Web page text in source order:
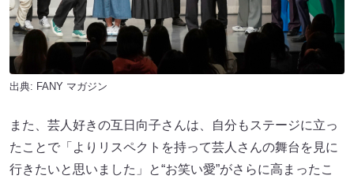
出典: FANY マガジン
また、芸人好きの互日向子さんは、自分もステージに立っ
たことで「よりリスペクトを持って芸人さんの舞台を見に
行きたいと思いました」と“お笑い愛”がさらに高まったこ